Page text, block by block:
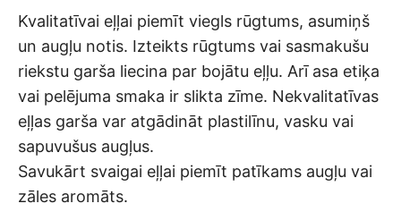
Kvalitatīvai eļļai piemīt viegls rūgtums, asumiņš
un augļu notis. Izteikts rūgtums vai sasmakušu
riekstu garša liecina par bojātu eļļu. Arī asa etiķa
vai pelējuma smaka ir slikta zīme. Nekvalitatīvas
eļļas garša var atgādināt plastilīnu, vasku vai
sapuvušus augļus.
Savukārt svaigai eļļai piemīt patīkams augļu vai
zāles aromāts.